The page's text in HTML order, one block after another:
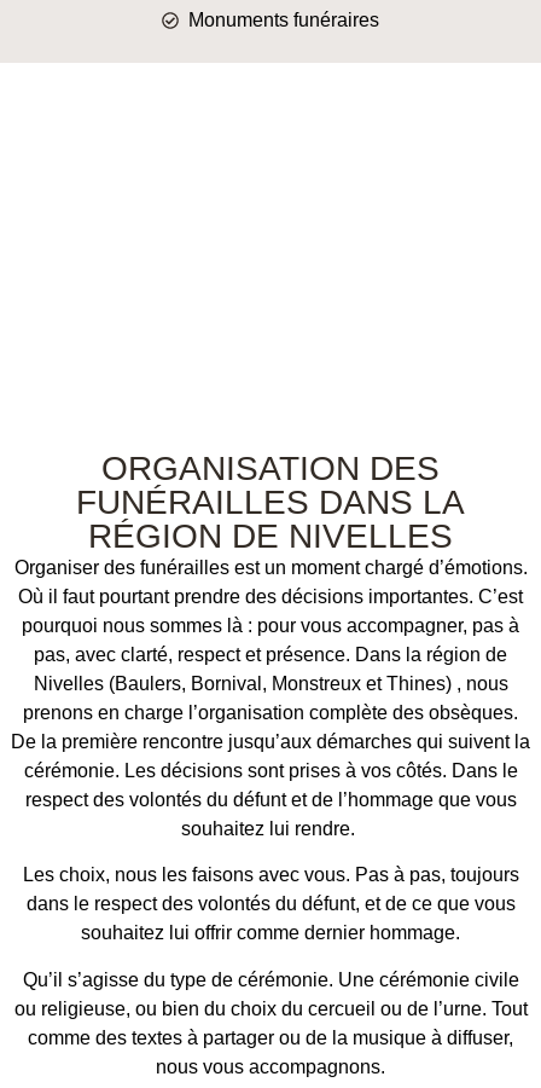
Monuments funéraires
ORGANISATION DES
FUNÉRAILLES DANS LA
RÉGION DE NIVELLES
Organiser des funérailles est un moment chargé d’émotions.
Où il faut pourtant prendre des décisions importantes. C’est
pourquoi nous sommes là : pour vous accompagner, pas à
pas, avec clarté, respect et présence. Dans la région de
Nivelles (Baulers, Bornival, Monstreux etThines) , nous
prenons en charge l’organisation complète des obsèques.
De la première rencontre jusqu’aux démarches qui suivent la
cérémonie. Les décisions sont prises à vos côtés. Dans le
respect des volontés du défunt et de l’hommage que vous
souhaitez lui rendre.
Les choix, nous les faisons avec vous. Pas à pas, toujours
dans le respect des volontés du défunt, et de ce que vous
souhaitez lui offrir comme dernier hommage.
Qu’il s’agisse du type de cérémonie. Une cérémonie civile
ou religieuse, ou bien du choix du cercueil ou de l’urne. Tout
comme des textes à partager ou de la musique à diffuser,
nous vous accompagnons.